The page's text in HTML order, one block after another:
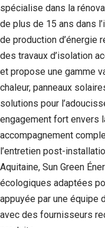
spécialise dans la
de plus de 15 ans dans
de production d’énergie
des travaux d’isolation
et propose une gamme
chaleur, panneaux
solutions pour
engagement fort envers
accompagnement
l’entretien post-
Aquitaine, Sun Green
écologiques adaptées
appuyée par une équipe
avec des fournisseurs